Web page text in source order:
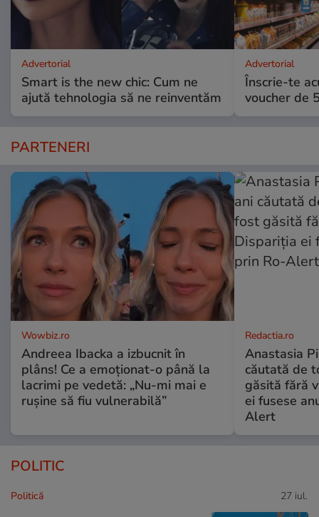
Advertorial
Smart is the new chic: Cum ne
ajută tehnologia să ne reinventăm
Advertorial
Înscrie-te
voucher de
PARTENERI
Wowbiz.ro
Andreea Ibacka a izbucnit în
plâns! Ce a emoționat-o până la
lacrimi pe vedetă: „Nu-mi mai e
rușine să fiu vulnerabilă”
Redactia.ro
Anastasia
căutată de
găsită fără
ei fusese
Alert
POLITIC
Politică 27 iul.